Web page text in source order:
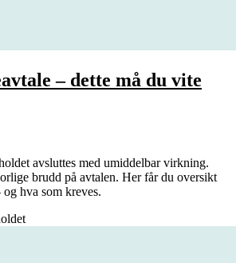
– dette må du vite
avsluttes med umiddelbar virkning.
brudd på avtalen. Her får du oversikt
hva som kreves.